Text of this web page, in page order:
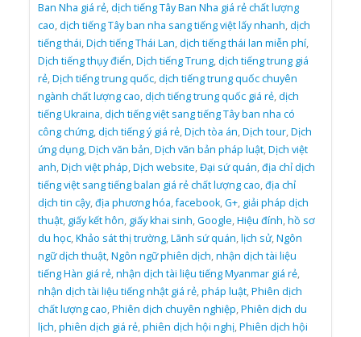
Ban Nha giá rẻ,dịch tiếng Tây Ban Nha giá rẻ chất lượng
cao,dịch tiếng Tây ban nha sang tiếng việt lấy nhanh,dịch
tiếng thái,Dịch tiếng Thái Lan,dịch tiếng thái lan miễn phí,
Dịch tiếng thụy điển,Dịch tiếng Trung,dịch tiếng trung giá
rẻ,Dịch tiếng trung quốc,dịch tiếng trung quốc chuyên
ngành chất lượng cao,dịch tiếng trung quốc giá rẻ,dịch
tiếng Ukraina,dịch tiếng việt sang tiếng Tây ban nha có
công chứng,dịch tiếng ý giá rẻ,Dịch tòa án,Dịch tour,Dịch
ứng dụng,Dịch văn bản,Dịch văn bản pháp luật,Dịch việt
anh,Dịch việt pháp,Dịch website,Đại sứ quán,địa chỉ dịch
tiếng việt sang tiếng balan giá rẻ chất lượng cao,địa chỉ
dịch tin cậy,địa phương hóa,facebook,G+, giải pháp dịch
thuật, giấy kết hôn, giấy khai sinh,Google,Hiệu đính,hồ sơ
du học,Khảo sát thị trường,Lãnh sứ quán,lịch sử,Ngôn
ngữ dịch thuật,Ngôn ngữ phiên dịch,nhận dịch tài liệu
tiếng Hàn giá rẻ,nhận dịch tài liệu tiếng Myanmar giá rẻ,
nhận dịch tài liệu tiếng nhật giá rẻ,pháp luật,Phiên dịch
chất lượng cao,Phiên dịch chuyên nghiệp,Phiên dịch du
lịch,phiên dịch giá rẻ,phiên dịch hội nghị,Phiên dịch hội